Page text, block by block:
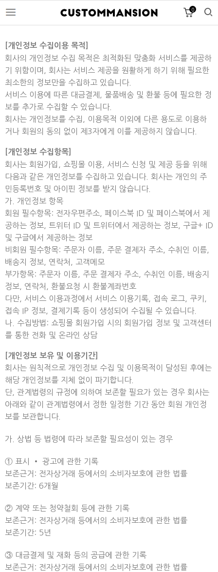
0
[개인정보 수집이용 목적]
회사의 개인정보 수집 목적은 최적화된 맞춤화 서비스를 제공하
기 위함이며, 회사는 서비스 제공을 원활하게 하기 위해 필요한
최소한의 정보만을 수집하고 있습니다.
서비스 이용에 따른 대금결제, 물품배송 및 환불 등에 필요한 정
보를 추가로 수집할 수 있습니다.
회사는 개인정보를 수집, 이용목적 이외에 다른 용도로 이용하
거나 회원의 동의 없이 제3자에게 이를 제공하지 않습니다.
[개인정보 수집항목]
회사는 회원가입, 쇼핑몰 이용, 서비스 신청 및 제공 등을 위해
다음과 같은 개인정보를 수집하고 있습니다. 회사는 개인의 주
민등록번호 및 아이핀 정보를 받지 않습니다.
가. 개인정보 항목
회원 필수항목: 전자우편주소, 페이스북 ID 및 페이스북에서 제
공하는 정보, 트위터 ID 및 트위터에서 제공하는 정보, 구글+ ID
및 구글에서 제공하는 정보
비회원 필수항목: 주문자 이름, 주문 결제자 주소, 수취인 이름,
배송지 정보, 연락처, 고객메모
부가항목: 주문자 이름, 주문 결제자 주소, 수취인 이름, 배송지
정보, 연락처, 환불요청 시 환불계좌번호
다만, 서비스 이용과정에서 서비스 이용기록, 접속 로그, 쿠키,
접속 IP 정보, 결제기록 등이 생성되어 수집될 수 있습니다.
나. 수집방법: 쇼핑몰 회원가입 시의 회원가입 정보 및 고객센터
를 통한 전화 및 온라인 상담
[개인정보 보유 및 이용기간]
회사는 원칙적으로 개인정보 수집 및 이용목적이 달성된 후에는
해당 개인정보를 지체 없이 파기합니다.
단, 관계법령의 규정에 의하여 보존할 필요가 있는 경우 회사는
아래와 같이 관계법령에서 정한 일정한 기간 동안 회원 개인정
보를 보관합니다.
가. 상법 등 법령에 따라 보존할 필요성이 있는 경우
① 표시 • 광고에 관한 기록
보존근거: 전자상거래 등에서의 소비자보호에 관한 법률
보존기간: 6개월
② 계약 또는 청약철회 등에 관한 기록
보존근거: 전자상거래 등에서의 소비자보호에 관한 법률
보존기간: 5년
③ 대금결제 및 재화 등의 공급에 관한 기록
보존근거: 전자상거래 등에서의 소비자보호에 관한 법률